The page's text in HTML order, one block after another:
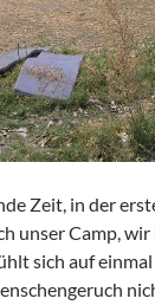
Zeit, in der
unser Camp,
sich auf